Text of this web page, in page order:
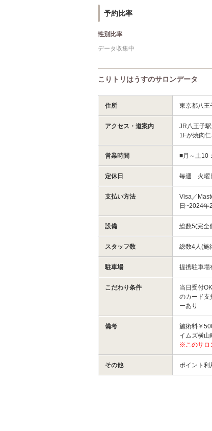
予約比率
性別比率
データ収集中
こりトリはうすのサロンデータ
住所 東京都八王
アクセス・道案内
JR八王子
1Fが焼肉
営業時間 ■月～土10
定休日 毎週 火曜
支払い方法
Visa／
日~2024年
設備 総数5(完全
スタッフ数 総数4人(施
駐車場 提携駐車場
こだわり条件
当日受付
のカード支
ーあり
備考
施術料￥
イムズ横山
※このサロ
その他 ポイント利